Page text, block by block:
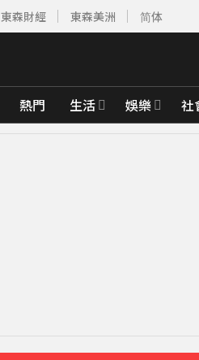
東森財經 東森美洲 简体
熱門 生活 娛樂 社